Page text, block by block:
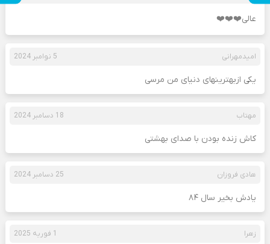
عالی❤️❤️❤️
امیدمهرانی 5 نوامبر 2024
یکی ازبهترینهای دنیای من مرسی
مهتاب 18 دسامبر 2024
کاش زنده بودن با صدای بهشتی
هادی فروزان 25 دسامبر 2024
یادش بخیر سال ۸۴
زهرا 1 فوریه 2025